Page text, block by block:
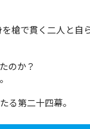
槍で貫く二人と自
のか？
る第二十四幕。